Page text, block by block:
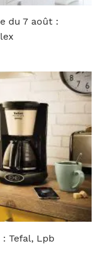
du 7 août :
Tefal, Lpb